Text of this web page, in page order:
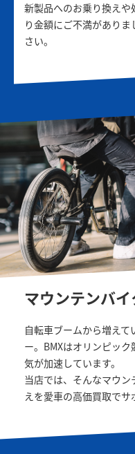
新製品へのお乗り換え
り金額にご不満があり
さい。
マウンテンバ
自転車ブームから増えて
ー。BMXはオリンピッ
気が加速しています。
当店では、そんなマウ
えを愛車の高価買取でサ